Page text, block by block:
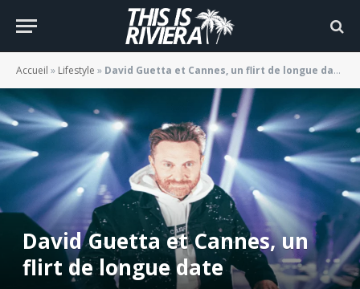
Accueil » Lifestyle » David Guetta et Cannes, un flirt de longue date
David Guetta et Cannes, un
flirt de longue date